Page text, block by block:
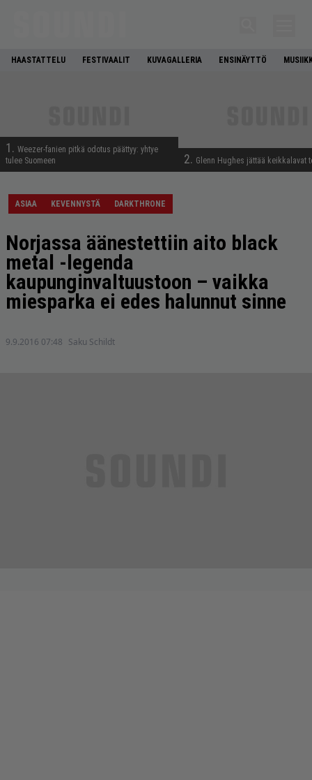
HAASTATTELU FESTIVAALIT KUVAGALLERIA ENSINÄYTTÖ
1. Weezer-fanien pitkä odotus päättyy: yhtye
tulee Suomeen
2. Glenn Hughes jättää keikkalavat
ASIAA KEVENNYSTÄ DARKTHRONE
Norjassa äänestettiin aito black
metal -legenda
kaupunginvaltuustoon – vaikka
miesparka ei edes halunnut sinne
9.9.2016 07:48 Saku Schildt